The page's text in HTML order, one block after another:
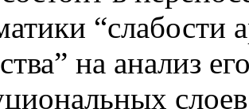
“слабости
на анализ